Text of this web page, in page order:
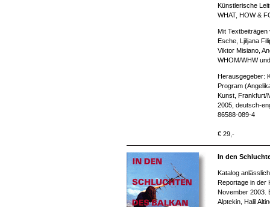
Künstlerische
WHAT, HOW &
Mit
Esche, Ljiljana
Viktor Misiano,
WHOM/WHW
Herausgegeber:
Program
Kunst, Frankfurt/
2005, deutsch-
86588-089-4
€ 29,-
In den
Katalog
Reportage in der
November 2003.
Alptekin, Halil